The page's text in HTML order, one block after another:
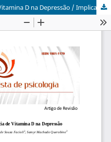
Implicações da Deficiência de Vitamina D na Depressão / Implications of Vitamin D Deficiency in Depression